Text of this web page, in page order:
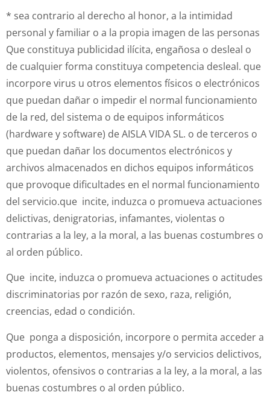
* sea contrario al derecho al honor, a la intimidad
personal y familiar o a la propia imagen de las personas
Que constituya publicidad ilícita, engañosa o desleal o
de cualquier forma constituya competencia desleal. que
incorpore virus u otros elementos físicos o electrónicos
que puedan dañar o impedir el normal funcionamiento
de la red, del sistema o de equipos informáticos
(hardware y software) de AISLA VIDA SL. o de terceros o
que puedan dañar los documentos electrónicos y
archivos almacenados en dichos equipos informáticos
que provoque dificultades en el normal funcionamiento
del servicio.que incite, induzca o promueva actuaciones
delictivas, denigratorias, infamantes, violentas o
contrarias a la ley, a la moral, a las buenas costumbres o
al orden público.
Que incite, induzca o promueva actuaciones o actitudes
discriminatorias por razón de sexo, raza, religión,
creencias, edad o condición.
Que ponga a disposición, incorpore o permita acceder a
productos, elementos, mensajes y/o servicios delictivos,
violentos, ofensivos o contrarias a la ley, a la moral, a las
buenas costumbres o al orden público.